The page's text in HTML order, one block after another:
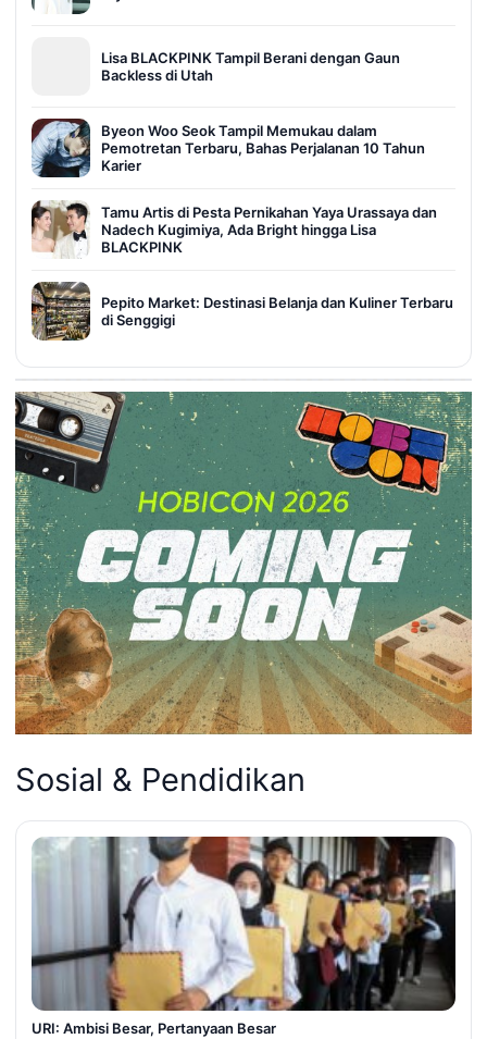
Lisa BLACKPINK Tampil Berani dengan Gaun
Backless di Utah
Byeon Woo Seok Tampil Memukau dalam
Pemotretan Terbaru, Bahas Perjalanan 10 Tahun
Karier
Tamu Artis di Pesta Pernikahan Yaya Urassaya dan
Nadech Kugimiya, Ada Bright hingga Lisa
BLACKPINK
Pepito Market: Destinasi Belanja dan Kuliner Terbaru
di Senggigi
Sosial & Pendidikan
URI: Ambisi Besar, Pertanyaan Besar